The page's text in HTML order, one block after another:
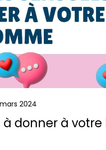
2024
à donner à